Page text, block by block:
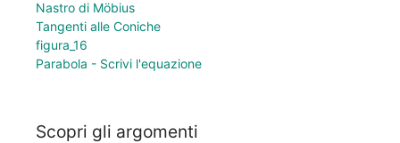
Nastro di Möbius
Tangenti alle Coniche
figura_16
Parabola - Scrivi l'equazione
Scopri gli argomenti